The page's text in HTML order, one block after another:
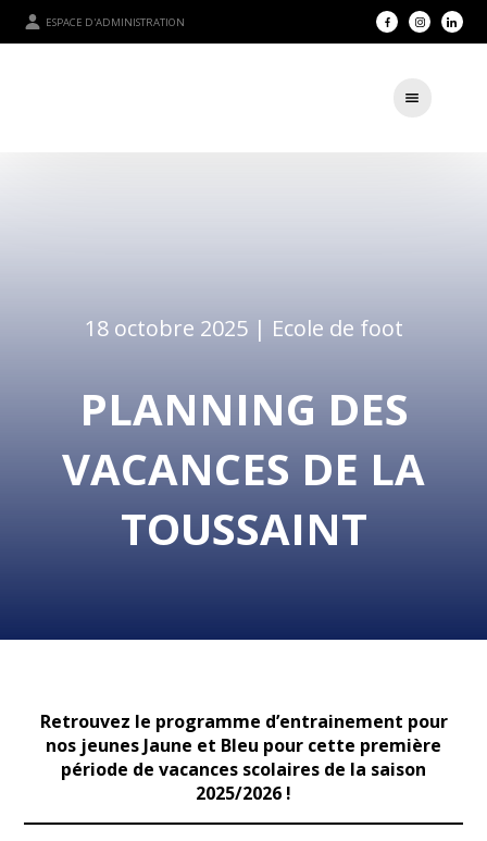
ESPACE D'ADMINISTRATION
18 octobre 2025 | Ecole de foot
PLANNING DES
VACANCES DE LA
TOUSSAINT
Retrouvez le programme d’entrainement pour
nos jeunes Jaune et Bleu pour cette première
période de vacances scolaires de la saison
2025/2026 !